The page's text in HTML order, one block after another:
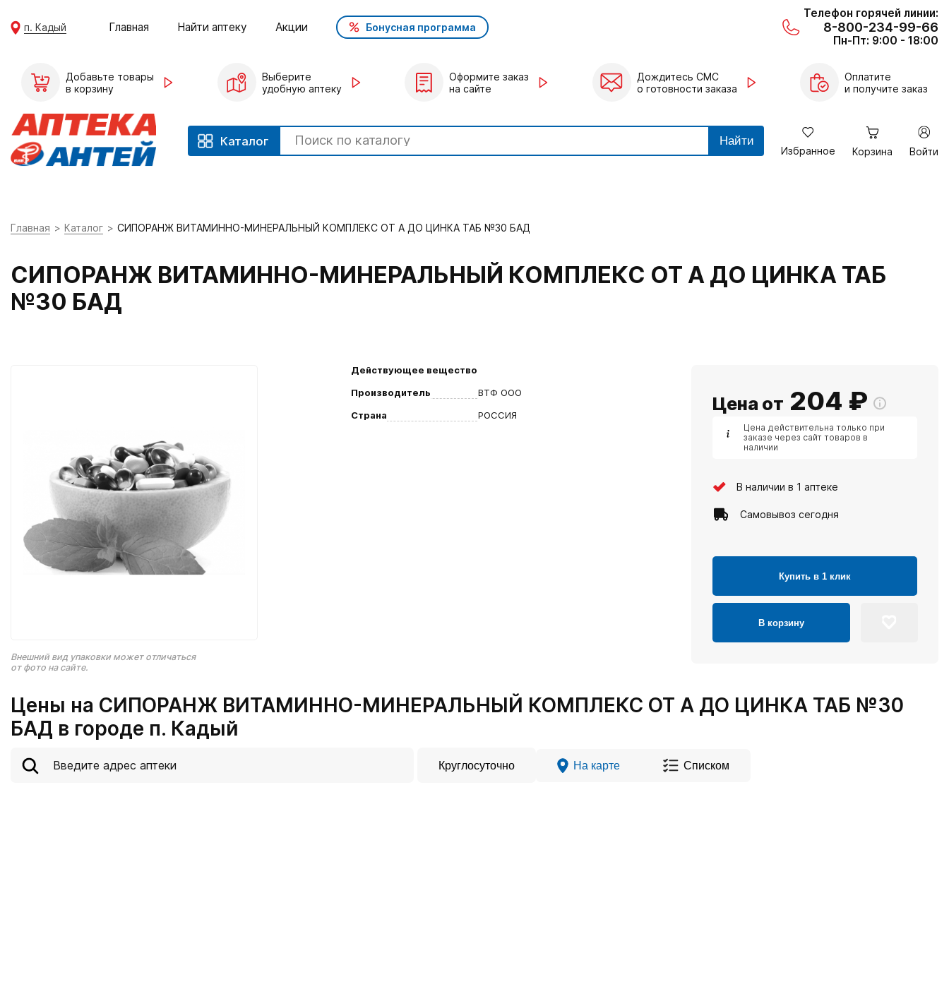
п. Кадый Главная Найти аптеку Акции Бонусная программа
Телефон горячей линии:
8-800-234-99-66
Пн-Пт: 9:00 - 18:00
Добавьте товары
в корзину
Выберите
удобную аптеку
Оформите заказ
на сайте
Дождитесь СМС
о готовности заказа
Оплатите
и получите заказ
Каталог Найти
Избранное Корзина Войти
Главная Каталог СИПОРАНЖ ВИТАМИННО-МИНЕРАЛЬНЫЙ КОМПЛЕКС ОТ А ДО ЦИНКА ТАБ №30 БАД
СИПОРАНЖ ВИТАМИННО-МИНЕРАЛЬНЫЙ КОМПЛЕКС ОТ А ДО ЦИНКА ТАБ
№30 БАД
Внешний вид упаковки может отличаться
от фото на сайте.
Действующее вещество
Производитель
ВТФ ООО
Страна
РОССИЯ
Цена от 204 ₽
Цена действительна только при
заказе через сайт товаров в
наличии
В наличии в 1 аптеке
Самовывоз сегодня
Купить в 1 клик
В корзину
Цены на СИПОРАНЖ ВИТАМИННО-МИНЕРАЛЬНЫЙ КОМПЛЕКС ОТ А ДО ЦИНКА ТАБ №30
БАД в городе п. Кадый
Круглосуточно На карте Списком